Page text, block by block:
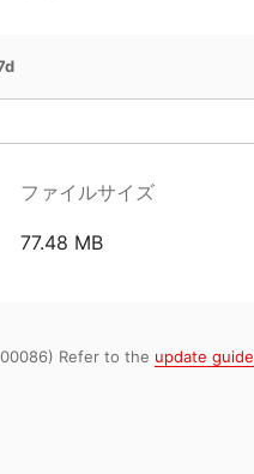
ファイルサイズ
77.48 MB
Refer to the update guide